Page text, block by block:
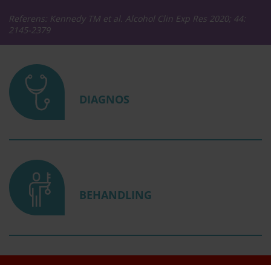
Referens: Kennedy TM et al. Alcohol Clin Exp Res 2020; 44:
2145-2379
DIAGNOS
BEHANDLING